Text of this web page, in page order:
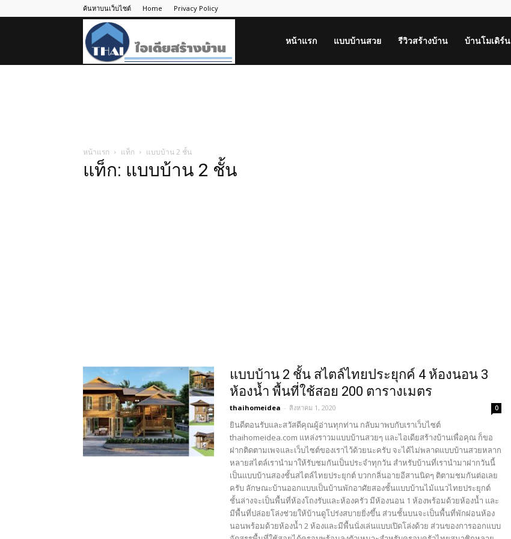
ค้นหาบนเว็บไซต์ Home Privacy Policy
หน้าแรก แบบบ้านสวย รีวิวสร้างบ้าน บ้านโมเดิร์น
หน้าแรก แท็ก แบบบ้าน 2 ชั้น
แท็ก: แบบบ้าน 2 ชั้น
แบบบ้าน 2 ชั้น สไตล์ไทยประยุกค์ 4 ห้องนอน 3
ห้องน้ำ พื้นที่ใช้สอย 200 ตารางเมตร
thaihomeidea - สิงหาคม 1, 2020 0
ยินดีตอนรับและสวัสดีคุณผู้อ่านทุกท่าน กลับมาพบกับเราเว็บไซต์
thaihomeidea.com แหล่งราวมแบบบ้านสวยๆ และไอเดียสร้างบ้านเพื่อคุณ ก็ขอ
ฝากติดตามเพจและเว็บไซต์ของเราไว้ด้วยนะครับ จะได้ไม่พลาดแบบบ้านสวยหลาก
หลายสไตล์เรานำมาให้รับชมกันเป็นประจำทุกวัน สำหรับบ้านที่เรานำมาฝากวันนี้
เป็นแบบบ้านสองชั้นสไตล์ไทยประยุกต์ บวกกลิ่นอายอีสานนิดๆ ติตามชมกันต่อเลย
ครับ ลักษณะบ้านออกแบบเป็นบ้านพักอาศัยสองชั้นแบบบ้านไม้แนวไทยประยุกต์
ชั้นล่างจะเป็นพื้นที่ห้องโถงรับและห้องครัว มีห้องนอน 1 ห้องพร้อมด้วยห้องน้ำ และ
มีพื้นที่ปล่อยโล่งช่วยให้บ้านดูโปร่งสบายยิ่งขึ้น ส่วนชั้นบนจะเป็นพื้นที่พักผ่อนห้อง
นอนพร้อมด้วยห้องน้ำ 2 ห้องและมีพื้นนั่งเล่นแบบเปิดโล่งด้วย ส่วนของการออกแบบ